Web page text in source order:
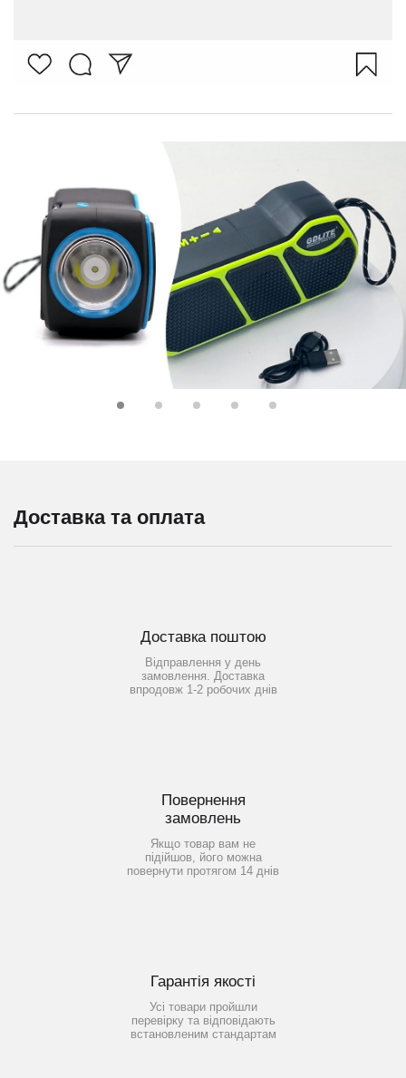
Доставка та оплата
Доставка поштою
Відправлення у день
замовлення. Доставка
впродовж 1-2 робочих днів
Повернення
замовлень
Якщо товар вам не
підійшов, його можна
повернути протягом 14 днів
Гарантія якості
Усі товари пройшли
перевірку та відповідають
встановленим стандартам